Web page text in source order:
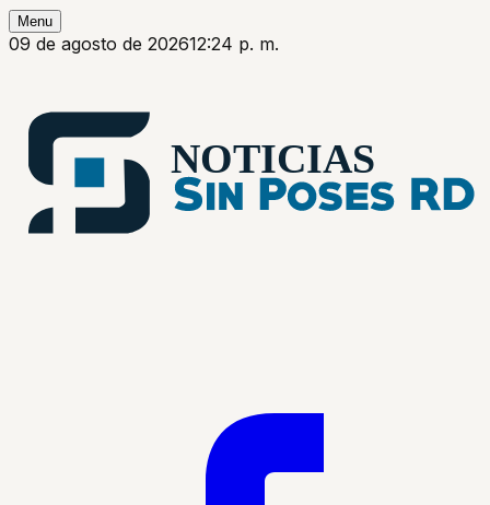
Menu
09 de agosto de 202612:24 p. m.